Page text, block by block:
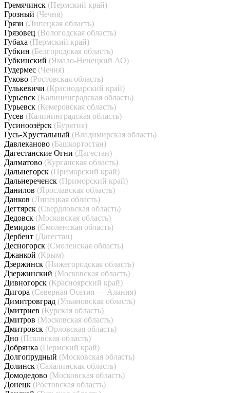
Гремячинск (Пермский край)
Грозный (Чечня)
Грязи (Липецкая область)
Грязовец (Вологодская область)
Губаха (Пермский край)
Губкин (Белгородская область)
Губкинский (Ямало-Ненецкий АО)
Гудермес (Чечня)
Гуково (Ростовская область)
Гулькевичи (Краснодарский край)
Гурьевск (Калининградская область)
Гурьевск (Кемеровская область)
Гусев (Калининградская область)
Гусиноозёрск (Бурятия)
Гусь-Хрустальный (Владимирская область)
Давлеканово (Башкортостан)
Дагестанские Огни (Дагестан)
Далматово (Курганская область)
Дальнегорск (Приморский край)
Дальнереченск (Приморский край)
Данилов (Ярославская область)
Данков (Липецкая область)
Дегтярск (Свердловская область)
Дедовск (Московская область)
Демидов (Смоленская область)
Дербент (Дагестан)
Десногорск (Смоленская область)
Джанкой (Крым)
Дзержинск (Нижегородская область)
Дзержинский (Московская область)
Дивногорск (Красноярский край)
Дигора (Северная Осетия — Алания)
Димитровград (Ульяновская область)
Дмитриев (Курская область)
Дмитров (Московская область)
Дмитровск (Орловская область)
Дно (Псковская область)
Добрянка (Пермский край)
Долгопрудный (Московская область)
Долинск (Сахалинская область)
Домодедово (Московская область)
Донецк (Ростовская область)